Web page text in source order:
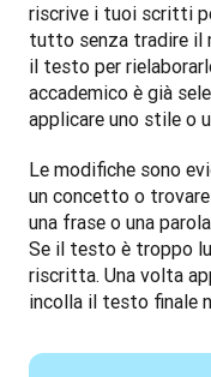
riscrive i tuoi scritti
tutto senza tradire il
il testo per
accademico è già
applicare uno stile o
Le modifiche sono
un concetto o
una frase o una
Se il testo è troppo
riscritta. Una volta
incolla il testo finale